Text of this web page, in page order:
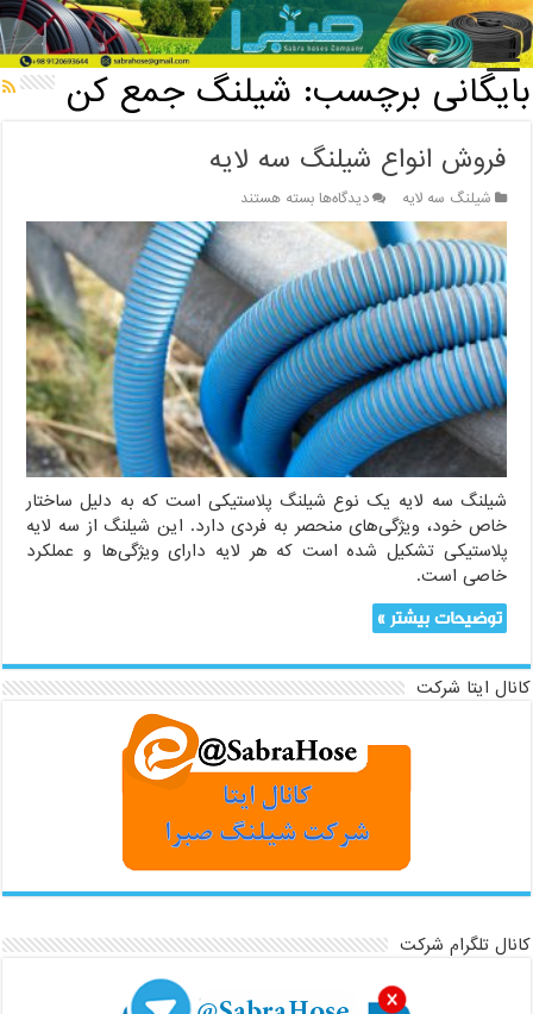
خانه / بایگانی برچسب: شیلنگ جمع کن
بایگانی برچسب: شیلنگ جمع کن
فروش انواع شیلنگ سه لایه
شیلنگ سه لایه دیدگاه‌هابرای
فروش
انواع
شیلنگ
سه
لایه
بسته هستند
شیلنگ سه لایه یک نوع شیلنگ پلاستیکی است که به دلیل ساختار
خاص خود، ویژگی‌های منحصر به فردی دارد. این شیلنگ از سه لایه
پلاستیکی تشکیل شده است که هر لایه دارای ویژگی‌ها و عملکرد
خاصی است.
توضیحات بیشتر »
کانال ایتا شرکت
کانال تلگرام شرکت